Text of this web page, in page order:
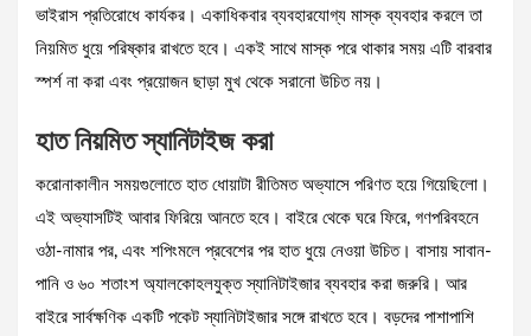
ভাইরাস প্রতিরোধে কার্যকর। একাধিকবার ব্যবহারযোগ্য মাস্ক ব্যবহার করলে তা
নিয়মিত ধুয়ে পরিষ্কার রাখতে হবে। একই সাথে মাস্ক পরে থাকার সময় এটি বারবার
স্পর্শ না করা এবং প্রয়োজন ছাড়া মুখ থেকে সরানো উচিত নয়।
হাত নিয়মিত স্যানিটাইজ করা
করোনাকালীন সময়গুলোতে হাত ধোয়াটা রীতিমত অভ্যাসে পরিণত হয়ে গিয়েছিলো।
এই অভ্যাসটিই আবার ফিরিয়ে আনতে হবে। বাইরে থেকে ঘরে ফিরে, গণপরিবহনে
ওঠা-নামার পর, এবং শপিংমলে প্রবেশের পর হাত ধুয়ে নেওয়া উচিত। বাসায় সাবান-
পানি ও ৬০ শতাংশ অ্যালকোহলযুক্ত স্যানিটাইজার ব্যবহার করা জরুরি। আর
বাইরে সার্বক্ষণিক একটি পকেট স্যানিটাইজার সঙ্গে রাখতে হবে। বড়দের পাশাপাশি